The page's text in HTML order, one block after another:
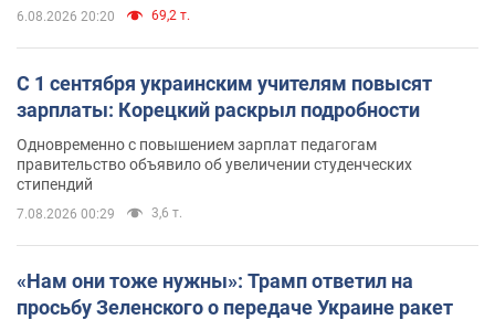
6.08.2026 20:20 69,2 т.
С 1 сентября украинским учителям повысят
зарплаты: Корецкий раскрыл подробности
Одновременно с повышением зарплат педагогам
правительство объявило об увеличении студенческих
стипендий
7.08.2026 00:29 3,6 т.
«Нам они тоже нужны»: Трамп ответил на
просьбу Зеленского о передаче Украине ракет